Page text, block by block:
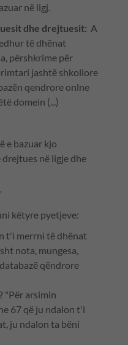
në ligj.
dhe drejtuesit: A
të dhënat
përshkrime për
jashtë shkollore
qendrore onlne
domein (...)
e bazuar kjo
në ligje dhe
këtyre pyetjeve:
t'i merrni të dhënat
nota, mungesa,
qëndrore
"Për arsimin
67 që ju ndalon t'i
ju ndalon ta bëni